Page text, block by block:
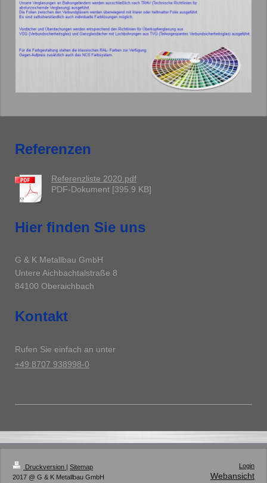
Referenzen
Referenzliste 2020.pdf
PDF-Dokument [395.9 KB]
Hier finden Sie uns
G & K Metallbau GmbH
Untere Aichbachtalstraße 8
84100 Oberaichbach
Kontakt
Rufen Sie einfach an unter
+49 8707 938998-0
Druckversion | Sitemap
2017 @ G & K Metallbau GmbH
Login
Webansicht